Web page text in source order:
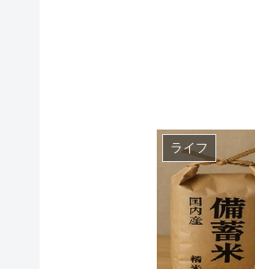
ライフ